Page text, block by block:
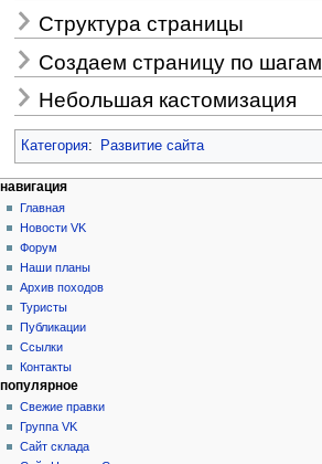
Структура страницы
Создаем страницу по шагам
Небольшая кастомизация
Категория: Развитие сайта
Н
а
в
и
а
ц
и
я
действия на странице
статья
обсуждение
читать
просмотр
кода
история
персональные инструменты
создать
учётную
запись
войти
навигация
Главная
Новости VK
Форум
Наши планы
Архив походов
Туристы
Публикации
Ссылки
Контакты
популярное
Свежие правки
Группа VK
Сайт склада